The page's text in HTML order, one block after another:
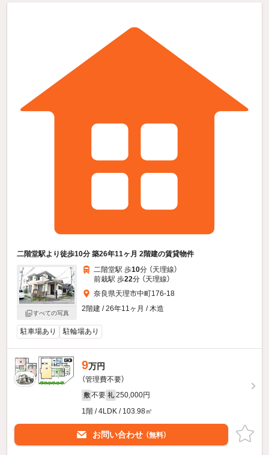
二階堂駅より徒歩10分 築26年11ヶ月 2階建の賃貸物件
すべての写真
二階堂駅 歩10分 （天理線）
前栽駅 歩22分 （天理線）
奈良県天理市中町176-18
2階建 / 26年11ヶ月 / 木造
駐車場あり 駐輪場あり
9万円
（管理費不要）
敷 不要 礼 250,000円
1階 / 4LDK / 103.98㎡
お問い合わせ （無料）